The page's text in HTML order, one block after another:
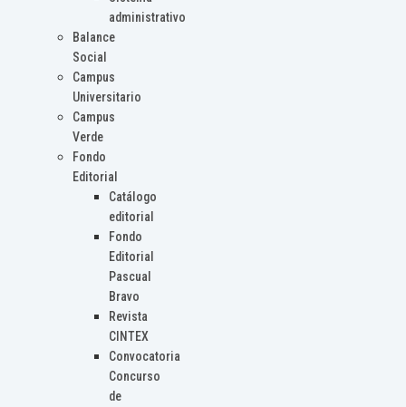
administrativo
Balance
Social
Campus
Universitario
Campus
Verde
Fondo
Editorial
Catálogo
editorial
Fondo
Editorial
Pascual
Bravo
Revista
CINTEX
Convocatoria
Concurso
de